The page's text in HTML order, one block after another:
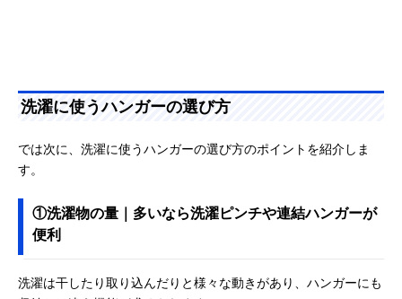
洗濯に使うハンガーの選び方
では次に、洗濯に使うハンガーの選び方のポイントを紹介しま
す。
①洗濯物の量｜多いなら洗濯ピンチや連結ハンガーが
便利
洗濯は干したり取り込んだりと様々な動きがあり、ハンガーにも